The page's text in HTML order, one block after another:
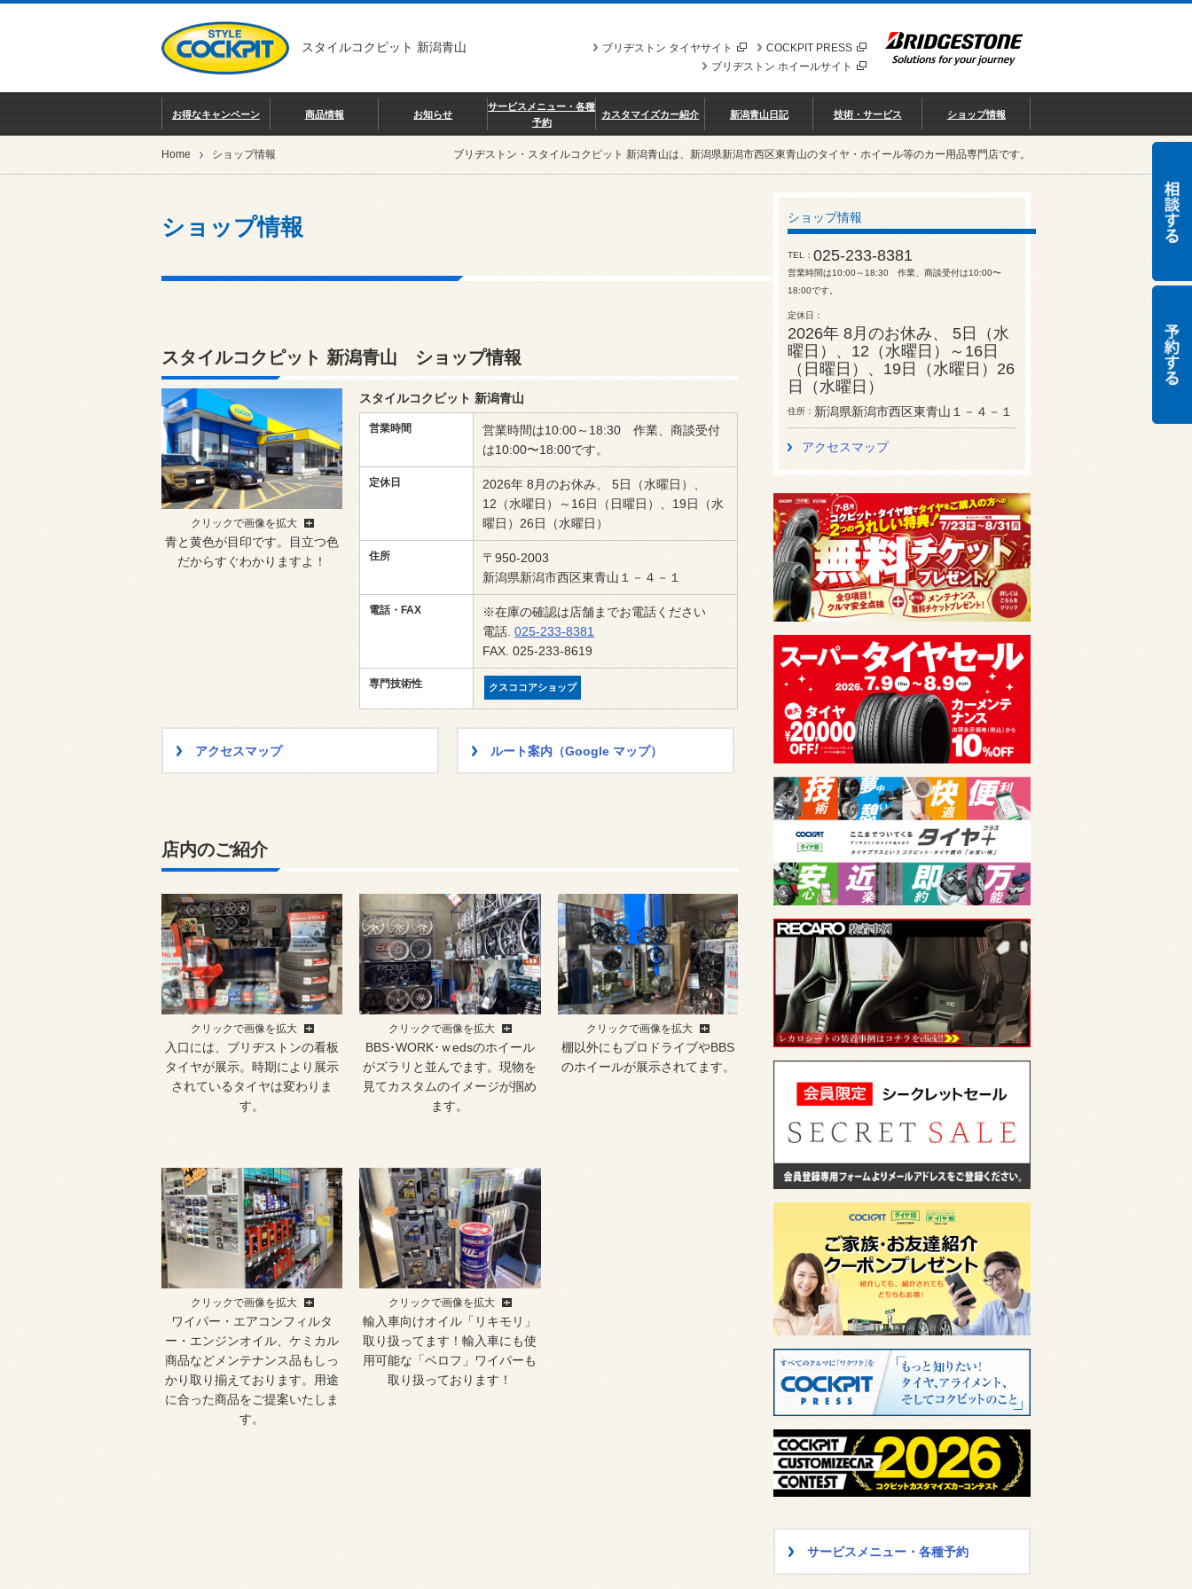
スタイルコクピット 新潟青山 COCKPIT PRESS
ブリヂストン タイヤサイト
ブリヂストン ホイールサイト
お得なキャンペーン 商品情報 お知らせ
サービスメニュー・各種
予約
カスタマイズカー紹介 新潟青山日記 技術・サービス ショップ情報
Home ショップ情報 ブリヂストン・スタイルコクピット 新潟青山は、新潟県新潟市西区東青山のタイヤ・ホイール等のカー用品専門店です。
ショップ情報
スタイルコクピット 新潟青山 ショップ情報
クリックで画像を拡大
青と黄色が目印です。目立つ色
だからすぐわかりますよ！
スタイルコクピット 新潟青山
営業時間
営業時間は10:00～18:30 作業、商談受付
は10:00〜18:00です。
定休日
2026年 8月のお休み、 5日（水曜日）、
12（水曜日）～16日（日曜日）、19日（水
曜日）26日（水曜日）
住所
〒950-2003
新潟県新潟市西区東青山１－４－１
電話・FAX
※在庫の確認は店舗までお電話ください
電話.025-233-8381
FAX. 025-233-8619
専門技術性 クスココアショップ
アクセスマップ ルート案内（Google マップ）
店内のご紹介
クリックで画像を拡大
入口には、ブリヂストンの看板
タイヤが展示。時期により展示
されているタイヤは変わりま
す。
クリックで画像を拡大
BBS･WORK･ｗedsのホイール
がズラリと並んでます。現物を
見てカスタムのイメージが掴め
ます。
クリックで画像を拡大
棚以外にもプロドライブやBBS
のホイールが展示されてます。
クリックで画像を拡大
ワイパー・エアコンフィルタ
ー・エンジンオイル、ケミカル
商品などメンテナンス品もしっ
かり取り揃えております。用途
に合った商品をご提案いたしま
す。
クリックで画像を拡大
輸入車向けオイル「リキモリ」
取り扱ってます！輸入車にも使
用可能な「ベロフ」ワイパーも
取り扱っております！
ショップ情報
TEL 025-233-8381
営業時間は10:00～18:30 作業、商談受付は10:00〜
18:00です。
定休日
2026年 8月のお休み、 5日（水
曜日）、12（水曜日）～16日
（日曜日）、19日（水曜日）26
日（水曜日）
住所 新潟県新潟市西区東青山１－４－１
アクセスマップ
サービスメニュー・各種予約